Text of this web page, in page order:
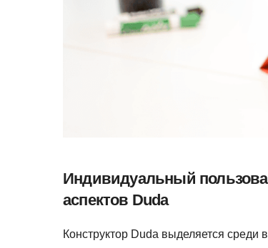
Индивидуальный
аспектов Duda
Конструктор Duda выделяется